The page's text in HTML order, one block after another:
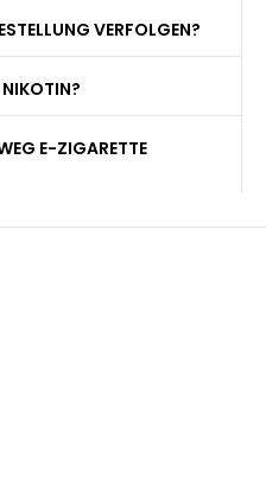
VERFOLGEN?
NIKOTIN?
E-ZIGARETTE